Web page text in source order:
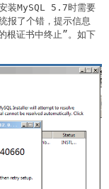
装MySQL 5.7时需要
了个错，提示信息
根证书中终止”。如下